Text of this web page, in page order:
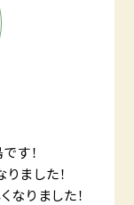
す！
ました！
なりました！